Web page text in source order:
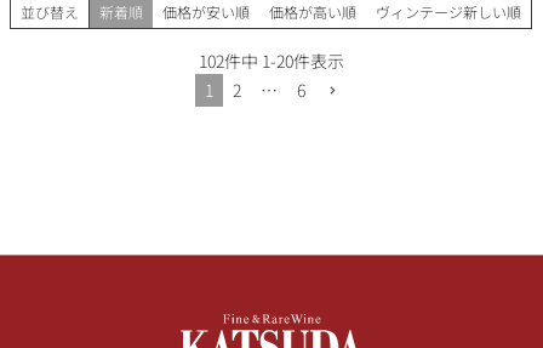
並び替え 新着順 価格が安い順 価格が高い順 ヴィンテージ新しい順
102件中 1-20件表示
1
2 … 6